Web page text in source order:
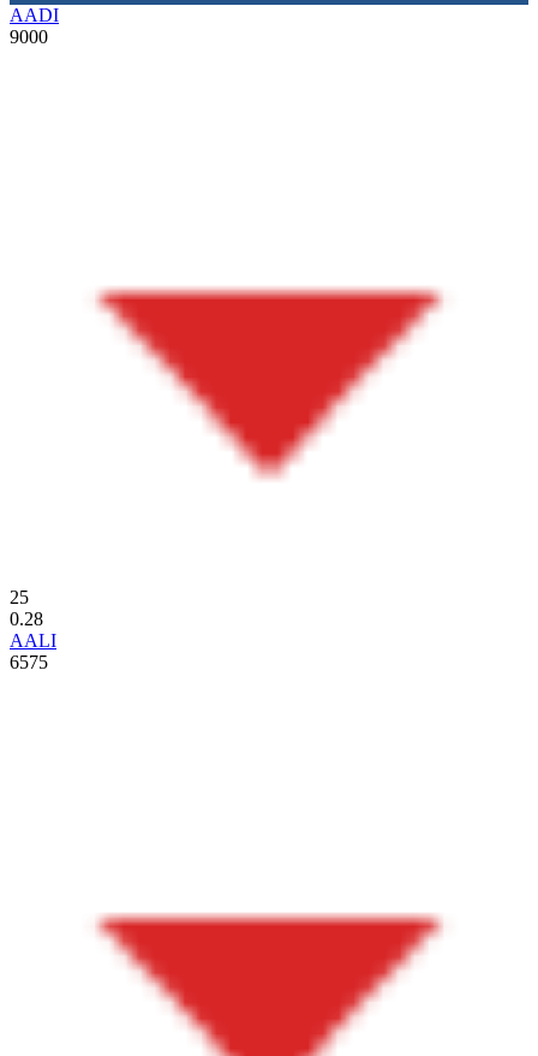
AADI
9000
25
0.28
AALI
6575